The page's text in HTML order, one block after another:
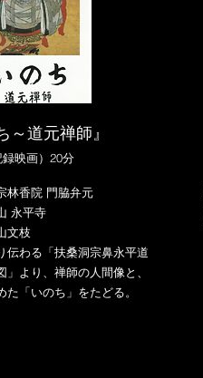
～道元禅師』
録映画）20分
林香院 門脇弁元
永平寺
文枝
伝わる「扶桑洞宗鼻永平道
り、禅師の人間像と、
いのち」をたどる。